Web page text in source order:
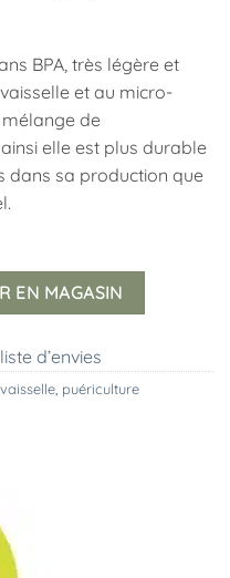
BPA, très légère et
et au micro-
mélange de
elle est plus durable
dans sa production que
EN MAGASIN
d’envies
puériculture